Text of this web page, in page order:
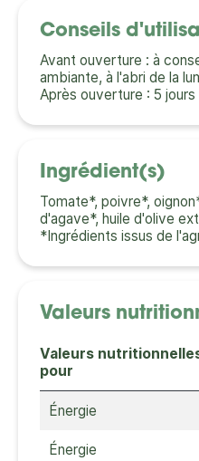
Conseils
Avant ouverture : à
ambiante, à l'abri de la
Après ouverture : 5
Ingrédient(s)
Tomate*, poivre*,
d'agave*, huile d'olive
*Ingrédients issus de
Valeurs
Valeurs
pour
Énergie
Énergie